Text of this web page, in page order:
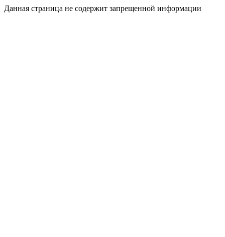
Данная страница не содержит запрещенной информации